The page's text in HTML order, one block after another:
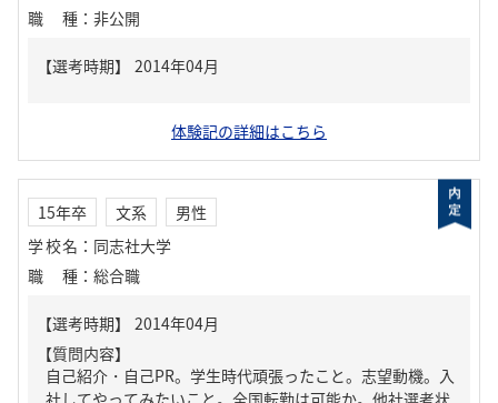
職種 ： 非公開
体験記の詳細はこちら
15年卒 文系
男性
学校名 ： 同志社大学
職種 ： 総合職
【質問内容】
自己紹介・自己PR。学生時代頑張ったこと。志望動機。入
社してやってみたいこと。全国転勤は可能か。他社選考状